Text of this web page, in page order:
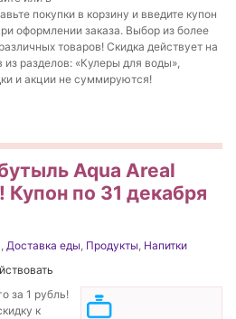
покупки в корзину и введите купон
оформлении заказа. Выбор из более
товаров! Скидка действует на
разделов: «Кулеры для воды»,
и акции не суммируются!
Aqua Areal
Купон по 31 декабря
, Доставка еды, Продукты, Напитки
за 1 рубль!
к